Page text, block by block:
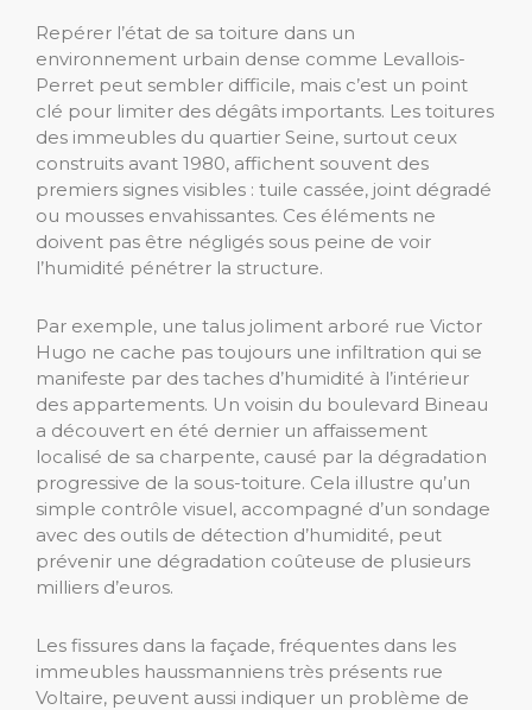
Repérer l’état de sa toiture dans un
environnement urbain dense comme Levallois-
Perret peut sembler difficile, mais c’est un point
clé pour limiter des dégâts importants. Les toitures
des immeubles du quartier Seine, surtout ceux
construits avant 1980, affichent souvent des
premiers signes visibles : tuile cassée, joint dégradé
ou mousses envahissantes. Ces éléments ne
doivent pas être négligés sous peine de voir
l’humidité pénétrer la structure.
Par exemple, une talus joliment arboré rue Victor
Hugo ne cache pas toujours une infiltration qui se
manifeste par des taches d’humidité à l’intérieur
des appartements. Un voisin du boulevard Bineau
a découvert en été dernier un affaissement
localisé de sa charpente, causé par la dégradation
progressive de la sous-toiture. Cela illustre qu’un
simple contrôle visuel, accompagné d’un sondage
avec des outils de détection d’humidité, peut
prévenir une dégradation coûteuse de plusieurs
milliers d’euros.
Les fissures dans la façade, fréquentes dans les
immeubles haussmanniens très présents rue
Voltaire, peuvent aussi indiquer un problème de